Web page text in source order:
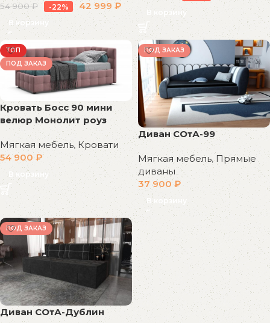
54 900₽ -22% 42 999₽
В корзину
В корзину
ТОП
ПОД ЗАКАЗ
Кровать Босс 90 мини
велюр Монолит роуз
Мягкая мебель, Кровати
54 900₽
В корзину
ПОД ЗАКАЗ
Диван СОтА-99
Мягкая мебель,Прямые
диваны
37 900₽
В корзину
ПОД ЗАКАЗ
Диван СОтА-Дублин